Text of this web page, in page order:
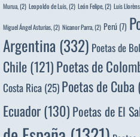
Murua, (2) Leopoldo de Luis, (2) León Felipe, (2) Luis
Miguel Ángel Asturias, (2) Nicanor Parra, (2) Perú (7)
Argentina (332) Poetas de
Chile(121)Poetas de
Costa Rica(25)Poetas de Cuba
Ecuador(130) Poetas de El